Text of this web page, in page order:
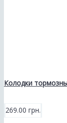
Колодки
269.00 грн.